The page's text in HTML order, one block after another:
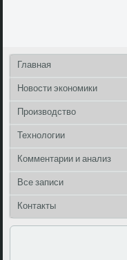
Главная
Новости экономики
Производство
Технологии
Комментарии и анализ
Все записи
Контакты